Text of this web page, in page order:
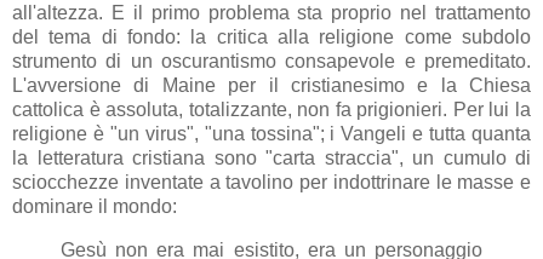
all'altezza. E il primo problema sta proprio nel trattamento
del tema di fondo: la critica alla religione come subdolo
strumento di un oscurantismo consapevole e premeditato.
L'avversione di Maine per il cristianesimo e la Chiesa
cattolica è assoluta, totalizzante, non fa prigionieri. Per lui la
religione è "un virus", "una tossina"; i Vangeli e tutta quanta
la letteratura cristiana sono "carta straccia", un cumulo di
sciocchezze inventate a tavolino per indottrinare le masse e
dominare il mondo:
Gesù non era mai esistito, era un personaggio